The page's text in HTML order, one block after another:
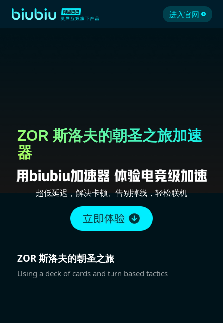
进入官网
ZOR 斯洛夫的朝圣之旅加速
器
超低延迟，解决卡顿、告别掉线，轻松联机
ZOR 斯洛夫的朝圣之旅
Using a deck of cards and turn based tactics